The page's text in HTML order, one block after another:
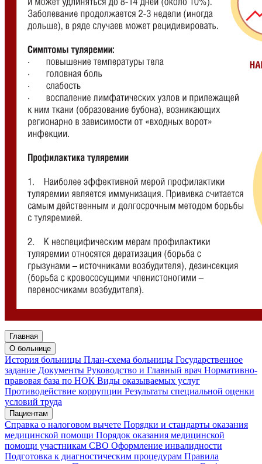
Главная
О больнице
История больницы План-схема больницы Государственное
задание Документы Руководство и Главный врач Нормативно-
правовая база по НОК Виды оказываемых услуг
Противодействие коррупции Результаты специальной оценки
условий труда
Пациентам
Справка о налоговом вычете Порядки и стандарты оказания
медицинской помощи Порядок оказания медицинской
помощи участникам СВО Оформление инвалидности
Подготовка к диагностическим процедурам Правила